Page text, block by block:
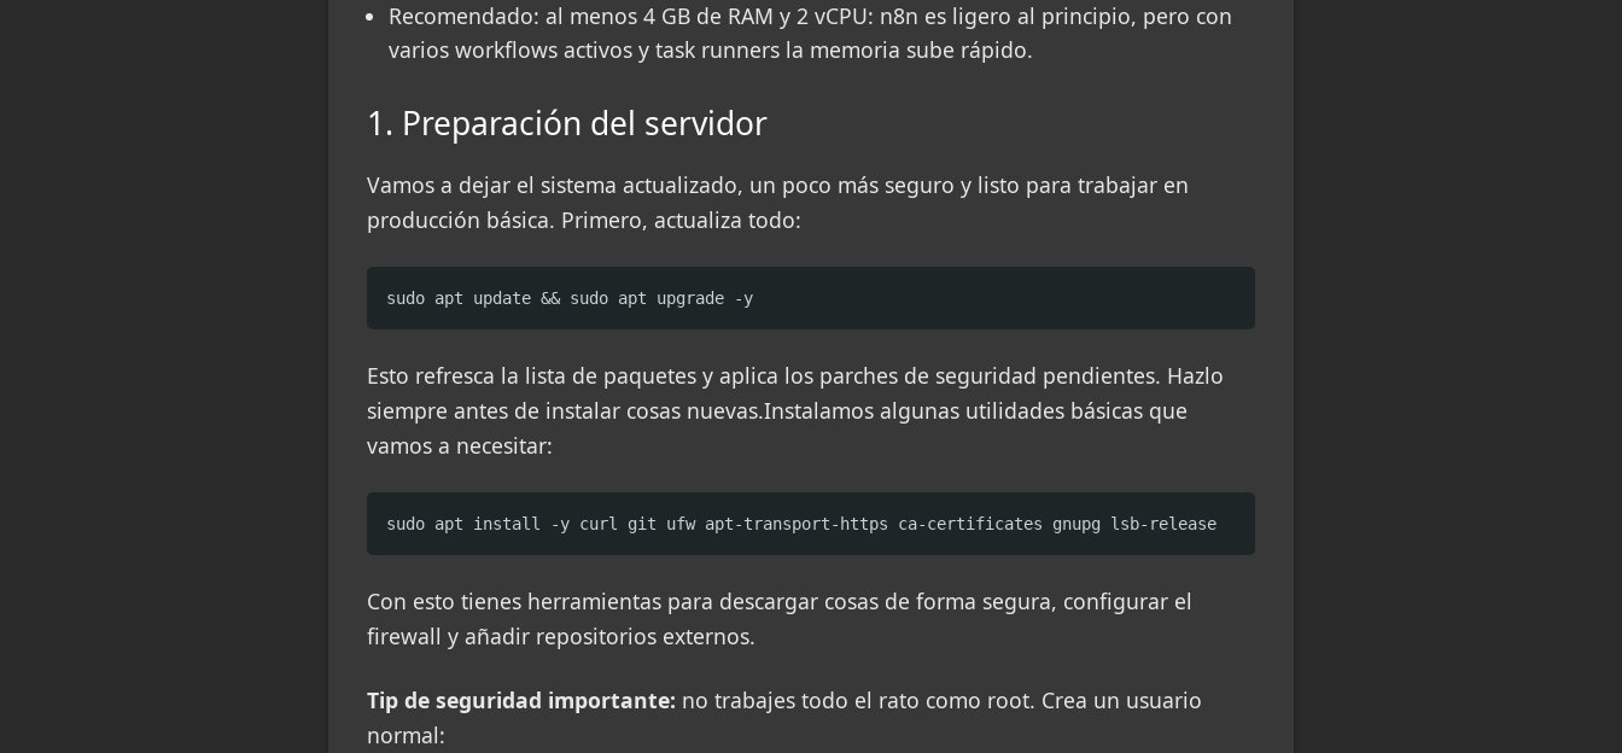
Recomendado: al menos 4 GB de RAM y 2 vCPU: n8n es ligero al principio, pero con
varios workflows activos y task runners la memoria sube rápido.
1. Preparación del servidor
Vamos a dejar el sistema actualizado, un poco más seguro y listo para trabajar en
producción básica. Primero, actualiza todo:
sudo apt update && sudo apt upgrade -y
Esto refresca la lista de paquetes y aplica los parches de seguridad pendientes. Hazlo
siempre antes de instalar cosas nuevas.Instalamos algunas utilidades básicas que
vamos a necesitar:
sudo apt install -y curl git ufw apt-transport-https ca-certificates gnupg lsb-release
Con esto tienes herramientas para descargar cosas de forma segura, configurar el
firewall y añadir repositorios externos.
Tip de seguridad importante: no trabajes todo el rato como root. Crea un usuario
normal: